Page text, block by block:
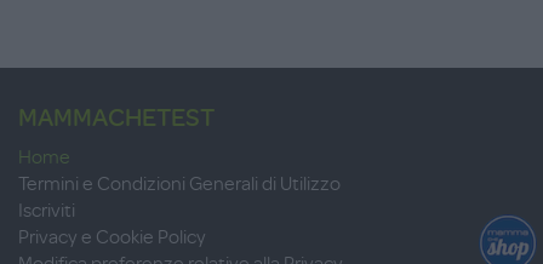
MAMMACHETEST
Home
Termini e Condizioni Generali di Utilizzo
Iscriviti
Privacy e Cookie Policy